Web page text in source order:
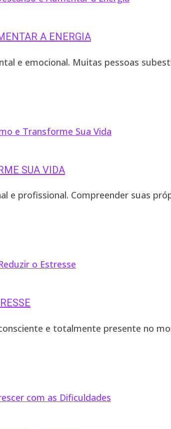
A ENERGIA
e emocional. Muitas pessoas
SUA VIDA
e profissional. Compreender suas
e totalmente presente no